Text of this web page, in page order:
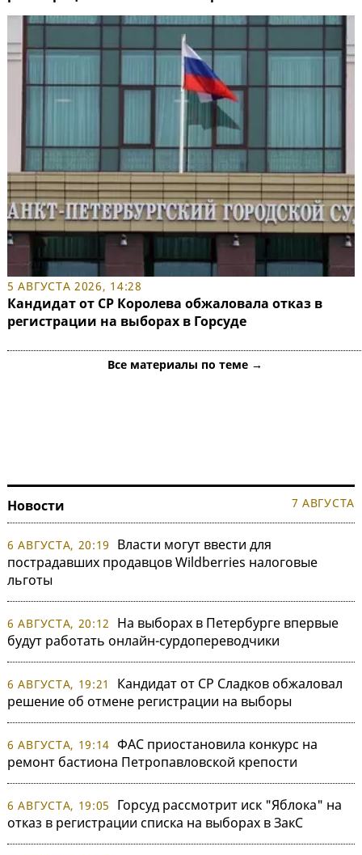
5 АВГУСТА 2026, 14:28
Кандидат от СР Королева обжаловала отказ в
регистрации на выборах в Горсуде
Все материалы по теме →
Новости 7 АВГУСТА
6 АВГУСТА, 20:19
Власти могут ввести для
пострадавших продавцов Wildberries налоговые
льготы
6 АВГУСТА, 20:12
На выборах в Петербурге впервые
будут работать онлайн-сурдопереводчики
6 АВГУСТА, 19:21
Кандидат от СР Сладков обжаловал
решение об отмене регистрации на выборы
6 АВГУСТА, 19:14 ФАС приостановила конкурс на
ремонт бастиона Петропавловской крепости
6 АВГУСТА, 19:05
Горсуд рассмотрит иск "Яблока" на
отказ в регистрации списка на выборах в ЗакС